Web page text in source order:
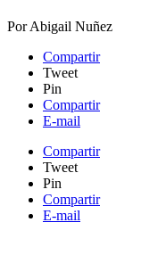
PorAbigail Nuñez
Compartir
Tweet
Pin
Compartir
E-mail
Compartir
Tweet
Pin
Compartir
E-mail